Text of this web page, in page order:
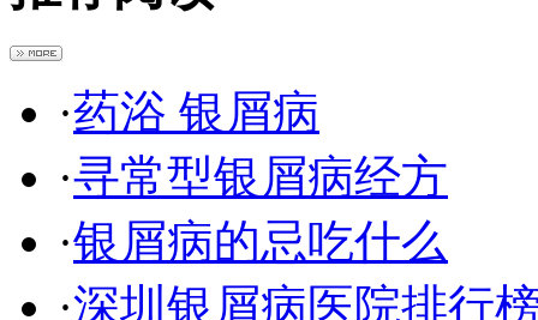
·药浴 银屑病
·寻常型银屑病经方
·银屑病的忌吃什么
·深圳银屑病医院排行